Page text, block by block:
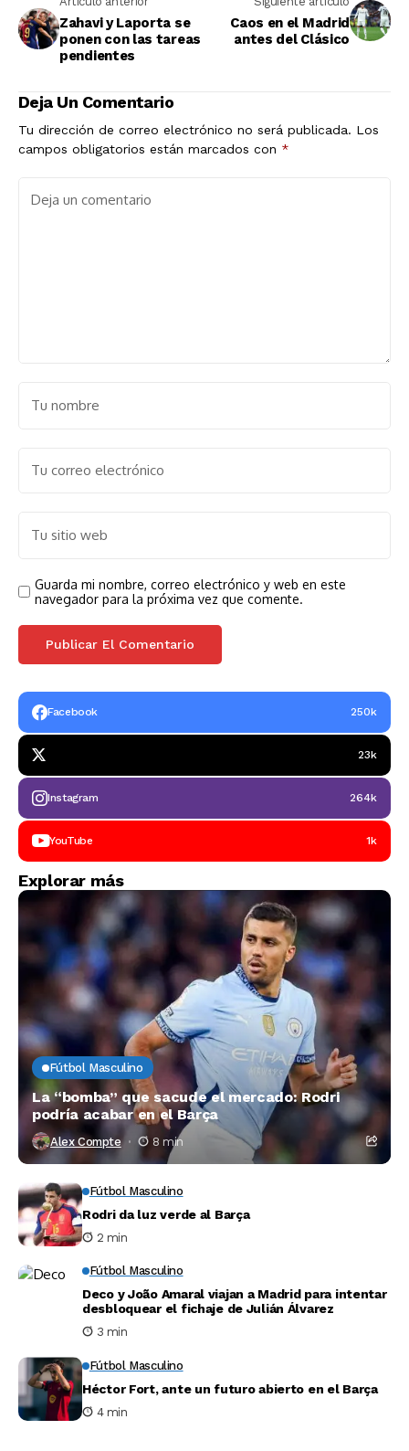
Zahavi y Laporta se
ponen con las tareas
pendientes
Caos en el Madrid
antes del Clásico
Deja Un Comentario
Tu dirección de correo electrónico no será publicada. Los
campos obligatorios están marcados con *
Guarda mi nombre, correo electrónico y web en este
navegador para la próxima vez que comente.
Facebook 250k
23k
Instagram 264k
YouTube 1k
Explorar más
Fútbol Masculino
La “bomba” que sacude el mercado: Rodri
podría acabar en el Barça
Alex Compte 8 min
Fútbol Masculino
Rodri da luz verde al Barça
2 min
Fútbol Masculino
Deco y João Amaral viajan a Madrid para intentar
desbloquear el fichaje de Julián Álvarez
3 min
Fútbol Masculino
Héctor Fort, ante un futuro abierto en el Barça
4 min